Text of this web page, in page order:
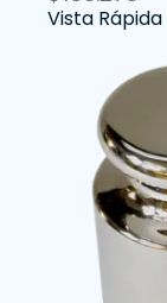
Vista Rápida